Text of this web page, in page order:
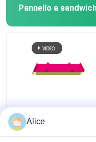
Pannello a
pannello sandwich in
lana di vetro
impermeabile a fuoco
Alice